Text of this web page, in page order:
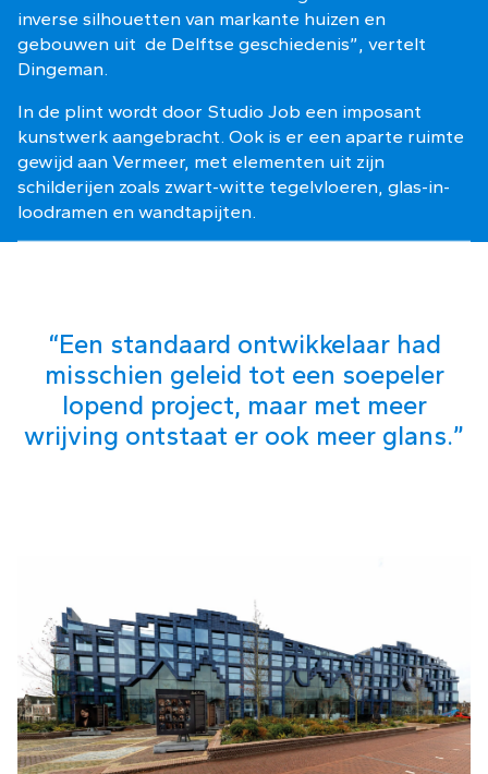
inverse silhouetten van markante huizen en
gebouwen uit de Delftse geschiedenis”, vertelt
Dingeman.
In de plint wordt door Studio Job een imposant
kunstwerk aangebracht. Ook is er een aparte ruimte
gewijd aan Vermeer, met elementen uit zijn
schilderijen zoals zwart-witte tegelvloeren, glas-in-
loodramen en wandtapijten.
“Een standaard ontwikkelaar had
misschien geleid tot een soepeler
lopend project, maar met meer
wrijving ontstaat er ook meer glans.”